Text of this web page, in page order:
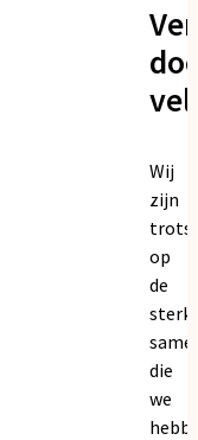
Wij
zijn
trots
op
de
die
we